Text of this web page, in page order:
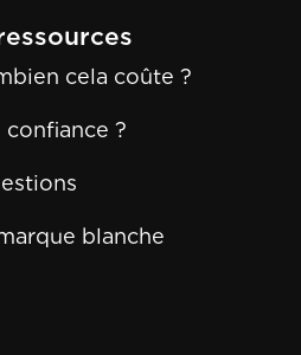
cela coûte ?
?
blanche